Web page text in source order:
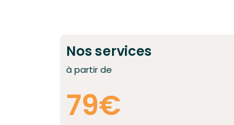
Nos services
à partir de
79€